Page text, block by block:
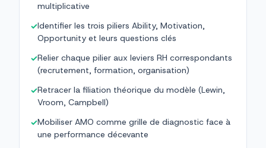
multiplicative
✓Identifier les trois piliers Ability, Motivation,
Opportunity et leurs questions clés
✓Relier chaque pilier aux leviers RH correspondants
(recrutement, formation, organisation)
✓Retracer la filiation théorique du modèle (Lewin,
Vroom, Campbell)
✓Mobiliser AMO comme grille de diagnostic face à
une performance décevante